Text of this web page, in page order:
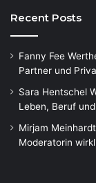
Recent Posts
Fanny Fee
Partner und
Sara Hentschel
Leben, Beruf
Mirjam
Moderatorin